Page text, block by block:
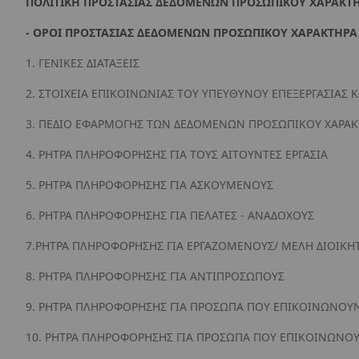
- ΟΡΟΙ ΠΡΟΣΤΑΣΙΑΣ ΔΕΔΟΜΕΝΩΝ ΠΡΟΣΩΠΙΚΟΥ ΧΑΡΑΚΤΗΡΑ
1. ΓΕΝΙΚΕΣ ΔΙΑΤΑΞΕΙΣ
2. ΣΤΟΙΧΕΙΑ ΕΠΙΚΟΙΝΩΝΙΑΣ ΤΟΥ ΥΠΕΥΘΥΝΟΥ
3. ΠΕΔΙΟ ΕΦΑΡΜΟΓΗΣ ΤΩΝ ΔΕΔΟΜΕΝΩΝ ΠΡΟΣΩΠΙΚΟΥ
4. ΡΗΤΡΑ ΠΛΗΡΟΦΟΡΗΣΗΣ ΓΙΑ ΤΟΥΣ ΑΙΤΟΥΝΤΕΣ ΕΡΓΑΣΙΑ
5. ΡΗΤΡΑ ΠΛΗΡΟΦΟΡΗΣΗΣ ΓΙΑ ΑΣΚΟΥΜΕΝΟΥΣ
6. ΡΗΤΡΑ ΠΛΗΡΟΦΟΡΗΣΗΣ ΓΙΑ ΠΕΛΑΤΕΣ - ΑΝΑΔΟΧΟΥΣ
7.ΡΗΤΡΑ ΠΛΗΡΟΦΟΡΗΣΗΣ ΓΙΑ ΕΡΓΑΖΟΜΕΝΟΥΣ/ ΜΕΛΗ
8. ΡΗΤΡΑ ΠΛΗΡΟΦΟΡΗΣΗΣ ΓΙΑ ΑΝΤΙΠΡΟΣΩΠΟΥΣ
9. ΡΗΤΡΑ ΠΛΗΡΟΦΟΡΗΣΗΣ ΓΙΑ ΠΡΟΣΩΠΑ ΠΟΥ
10. ΡΗΤΡΑ ΠΛΗΡΟΦΟΡΗΣΗΣ ΓΙΑ ΠΡΟΣΩΠΑ ΠΟΥ